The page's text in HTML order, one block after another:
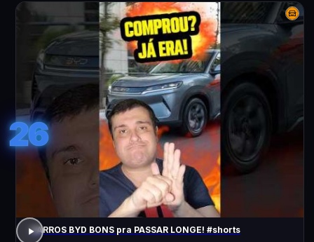
26
CARROS BYD BONS pra PASSAR LONGE! #shorts